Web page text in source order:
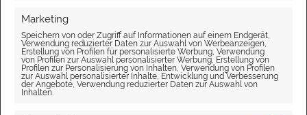
Marketing
Speichern von oder Zugriff auf Informationen auf einem Endgerät,
Verwendung reduzierter Daten zur Auswahl von Werbeanzeigen,
Erstellung von Profilen für personalisierte Werbung, Verwendung
von Profilen zur Auswahl personalisierter Werbung, Erstellung von
Profilen zur Personalisierung von Inhalten, Verwendung von Profilen
zur Auswahl personalisierter Inhalte, Entwicklung und Verbesserung
der Angebote, Verwendung reduzierter Daten zur Auswahl von
Inhalten.
Partnerseiten
SD-Hausmeisterservice
SD-Print-Service